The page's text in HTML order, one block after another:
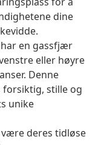
dine
en gassfjær
eller høyre
Denne
stille og
unike
deres tidløse